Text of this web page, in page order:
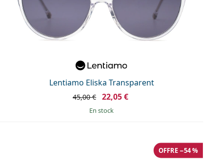
Lentiamo Eliska Transparent
45,00 € 22,05 €
en stock
OFFRE −54 %